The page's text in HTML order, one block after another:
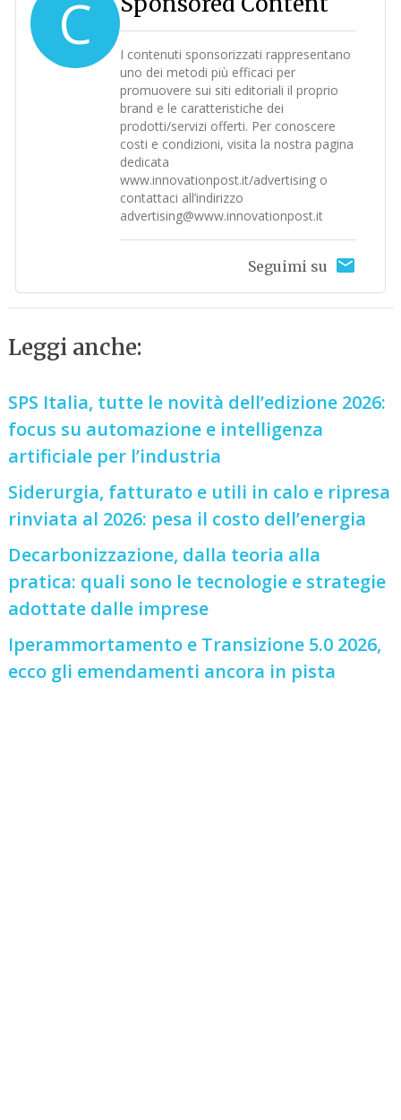
C
I contenuti sponsorizzati rappresentano
uno dei metodi più efficaci per
promuovere sui siti editoriali il proprio
brand e le caratteristiche dei
prodotti/servizi offerti. Per conoscere
costi e condizioni, visita la nostra pagina
dedicata
www.innovationpost.it/advertising o
contattaci all’indirizzo
advertising@www.innovationpost.it
Seguimi su
Leggi anche:
SPS Italia, tutte le novità dell’edizione 2026:
focus su automazione e intelligenza
artificiale per l’industria
Siderurgia, fatturato e utili in calo e ripresa
rinviata al 2026: pesa il costo dell’energia
Decarbonizzazione, dalla teoria alla
pratica: quali sono le tecnologie e strategie
adottate dalle imprese
Iperammortamento e Transizione 5.0 2026,
ecco gli emendamenti ancora in pista